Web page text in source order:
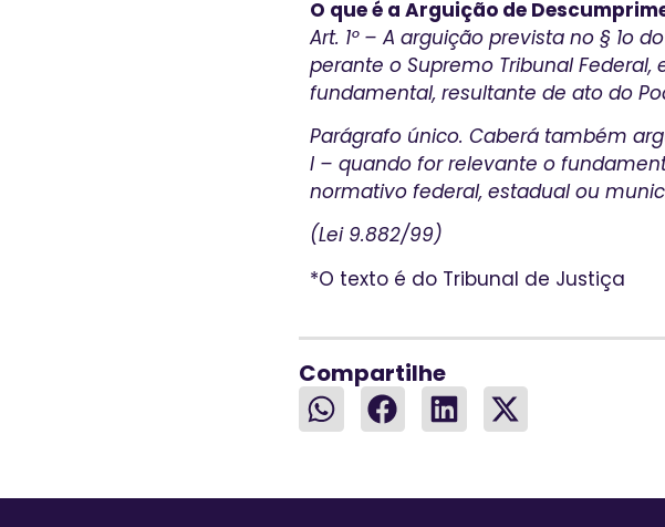
O que é a Arguição de
Art. 1º – A arguição prevista no § 1o
perante o Supremo Tribunal
fundamental, resultante de ato do
Parágrafo único. Caberá também
I – quando for relevante o
normativo federal, estadual ou
(Lei 9.882/99)
*O texto é do Tribunal de Justiça
Compartilhe